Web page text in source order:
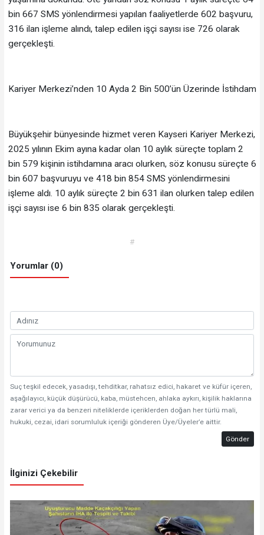
bin 667 SMS yönlendirmesi yapılan faaliyetlerde 602 başvuru,
316 ilan işleme alındı, talep edilen işçi sayısı ise 726 olarak
gerçekleşti.
Kariyer Merkezi’nden 10 Ayda 2 Bin 500’ün Üzerinde İstihdam
Büyükşehir bünyesinde hizmet veren Kayseri Kariyer Merkezi,
2025 yılının Ekim ayına kadar olan 10 aylık süreçte toplam 2
bin 579 kişinin istihdamına aracı olurken, söz konusu süreçte 6
bin 607 başvuruyu ve 418 bin 854 SMS yönlendirmesini
işleme aldı. 10 aylık süreçte 2 bin 631 ilan olurken talep edilen
işçi sayısı ise 6 bin 835 olarak gerçekleşti.
#
Yorumlar (0)
Suç teşkil edecek, yasadışı, tehditkar, rahatsız edici, hakaret ve küfür içeren,
aşağılayıcı, küçük düşürücü, kaba, müstehcen, ahlaka aykırı, kişilik haklarına
zarar verici ya da benzeri niteliklerde içeriklerden doğan her türlü mali,
hukuki, cezai, idari sorumluluk içeriği gönderen Üye/Üyeler’e aittir.
Gönder
İlginizi Çekebilir